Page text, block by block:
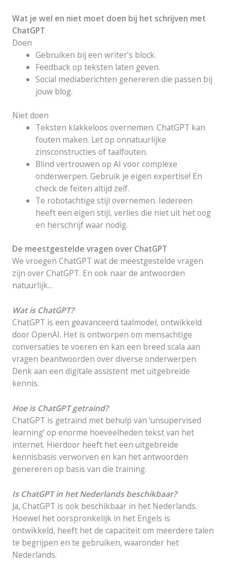
Wat je wel en niet moet doen bij het schrijven met
ChatGPT
Doen
Gebruiken bij een writer’s block.
Feedback op teksten laten geven.
Social mediaberichten genereren die passen bij
jouw blog.
Niet doen
Teksten klakkeloos overnemen. ChatGPT kan
fouten maken. Let op onnatuurlijke
zinsconstructies of taalfouten.
Blind vertrouwen op AI voor complexe
onderwerpen. Gebruik je eigen expertise! En
check de feiten altijd zelf.
Te robotachtige stijl overnemen. Iedereen
heeft een eigen stijl, verlies die niet uit het oog
en herschrijf waar nodig.
De meestgestelde vragen over ChatGPT
We vroegen ChatGPT wat de meestgestelde vragen
zijn over ChatGPT. En ook naar de antwoorden
natuurlijk…
Wat is ChatGPT?
ChatGPT is een geavanceerd taalmodel, ontwikkeld
door OpenAI. Het is ontworpen om mensachtige
conversaties te voeren en kan een breed scala aan
vragen beantwoorden over diverse onderwerpen.
Denk aan een digitale assistent met uitgebreide
kennis.
Hoe is ChatGPT getraind?
ChatGPT is getraind met behulp van ‘unsupervised
learning’ op enorme hoeveelheden tekst van het
internet. Hierdoor heeft het een uitgebreide
kennisbasis verworven en kan het antwoorden
genereren op basis van die training.
Is ChatGPT in het Nederlands beschikbaar?
Ja, ChatGPT is ook beschikbaar in het Nederlands.
Hoewel het oorspronkelijk in het Engels is
ontwikkeld, heeft het de capaciteit om meerdere talen
te begrijpen en te gebruiken, waaronder het
Nederlands.